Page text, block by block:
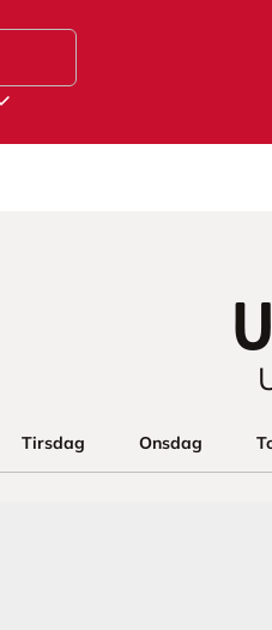
Tirsdag Onsdag